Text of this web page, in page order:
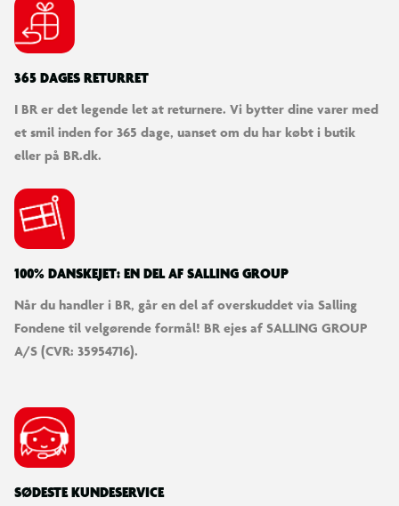
365 DAGES RETURRET
I BR er det legende let at returnere. Vi bytter dine varer med
et smil inden for 365 dage, uanset om du har købt i butik
eller på BR.dk.
100% DANSKEJET: EN DEL AF SALLING GROUP
Når du handler i BR, går en del af overskuddet via Salling
Fondene til velgørende formål! BR ejes af SALLING GROUP
A/S (CVR: 35954716).
SØDESTE KUNDESERVICE